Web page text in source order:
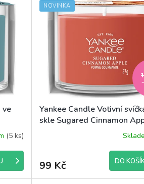
ve
(5 ks)
NOVINKA
Yankee Candle Votivní
skle Sugared Cinnamon
99 Kč DO